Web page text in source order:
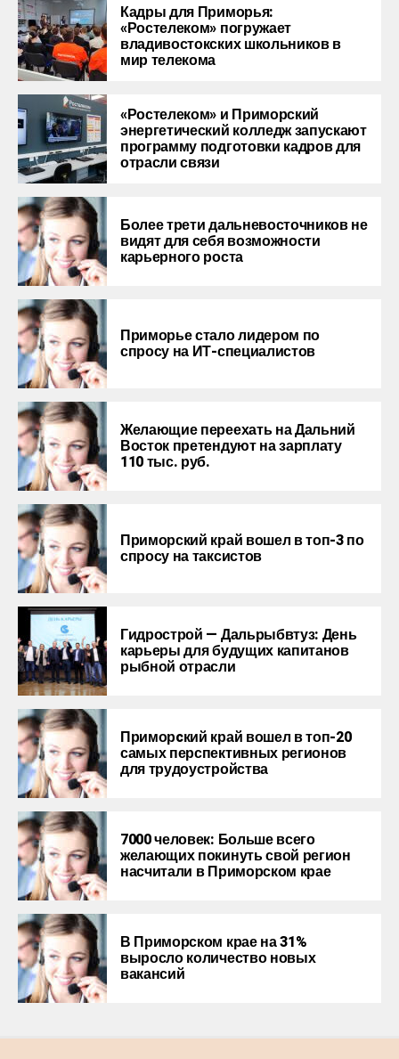
Кадры для Приморья:
«Ростелеком» погружает
владивостокских школьников в
мир телекома
«Ростелеком» и Приморский
энергетический колледж запускают
программу подготовки кадров для
отрасли связи
Более трети дальневосточников не
видят для себя возможности
карьерного роста
Приморье стало лидером по
спросу на ИТ-специалистов
Желающие переехать на Дальний
Восток претендуют на зарплату
110 тыс. руб.
Приморский край вошел в топ-3 по
спросу на таксистов
Гидрострой — Дальрыбвтуз: День
карьеры для будущих капитанов
рыбной отрасли
Приморcкий край вошел в топ-20
самых перспективных регионов
для трудоустройства
7000 человек: Больше всего
желающих покинуть свой регион
насчитали в Приморском крае
В Приморском крае на 31%
выросло количество новых
вакансий